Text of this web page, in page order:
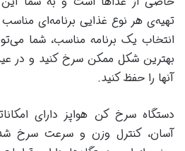
تهیه‌ی هر نوع غذایی برنامه‌ای مناسب
انتخاب یک برنامه مناسب، شما
بهترین شکل ممکن سرخ کنید و در
آنها را حفظ کنید.
دستگاه سرخ کن هواپز دارای
آسان، کنترل وزن و سرعت سرخ